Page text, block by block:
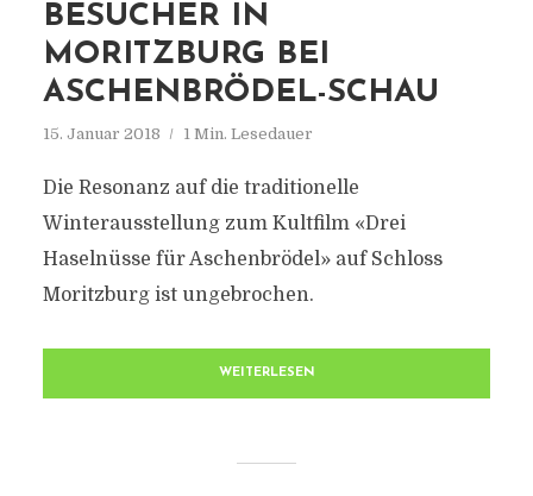
BESUCHER IN
MORITZBURG BEI
ASCHENBRÖDEL-SCHAU
15. Januar 2018 1 Min. Lesedauer
Die Resonanz auf die traditionelle
Winterausstellung zum Kultfilm «Drei
Haselnüsse für Aschenbrödel» auf Schloss
Moritzburg ist ungebrochen.
WEITERLESEN